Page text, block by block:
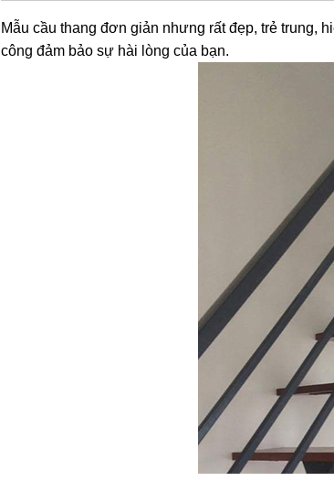
Mẫu cầu thang đơn giản nhưng rất đẹp, trẻ trung,
công đảm bảo sự hài lòng của bạn.